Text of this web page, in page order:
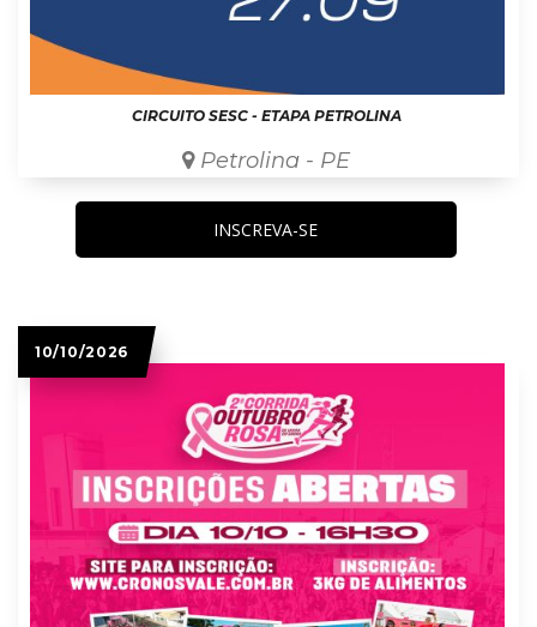
CIRCUITO SESC - ETAPA PETROLINA
Petrolina - PE
INSCREVA-SE
10/10/2026